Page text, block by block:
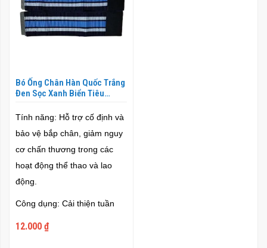
Bó Ống Chân Hàn Quốc Trắng
Đen Sọc Xanh Biển Tiêu
BOC0015
12.000 ₫
Tính năng: Hỗ trợ cố định và
bảo vệ bắp chân, giảm nguy
cơ chấn thương trong các
hoạt động thể thao và lao
động.
Công dụng: Cải thiện tuần